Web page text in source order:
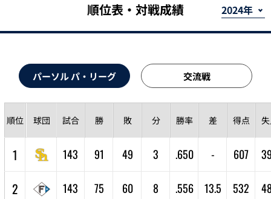
順位表・対戦成績
パーソル パ・リーグ 交流戦
順位 球団 試合 勝 敗 分 勝率 差 得点
1 143 91 49 3 .650 - 607
2 143 75 60 8 .556 13.5 532